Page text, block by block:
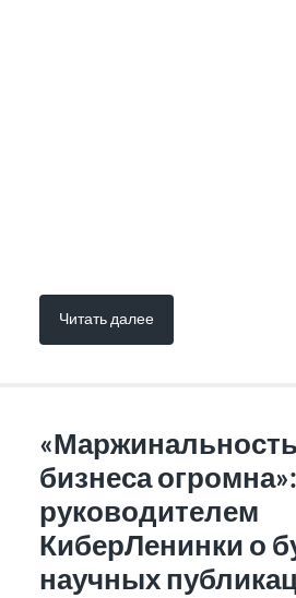
Читать далее
бизнеса
руководителем
КиберЛенинки о
научных